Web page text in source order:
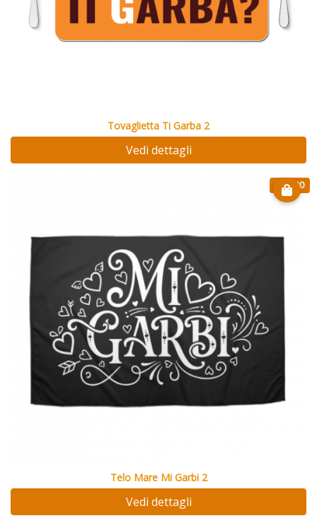
Tovaglietta Ti Garba 2
Vedi dettagli
€ 23.90
Telo Mare Mi Garbi 2
Vedi dettagli